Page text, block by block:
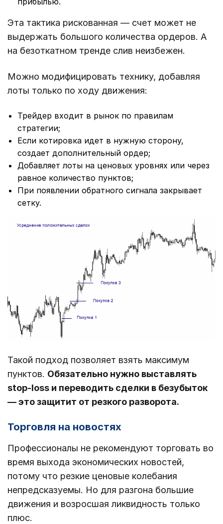
Эта тактика рискованная ― счет может не
выдержать большого количества ордеров. А
на безоткатном тренде слив неизбежен.
Можно модифицировать технику, добавляя
лоты только по ходу движения:
Трейдер входит в рынок по правилам
стратегии;
Если котировка идет в нужную сторону,
создает дополнительный ордер;
Добавляет лоты на ценовых уровнях или через
равное количество пунктов;
При появлении обратного сигнала закрывает
сетку.
Такой подход позволяет взять максимум
пунктов. Обязательно нужно выставлять
stop-loss и переводить сделки в безубыток
― это защитит от резкого разворота.
Торговля на новостях
Профессионалы не рекомендуют торговать во
время выхода экономических новостей,
потому что резкие ценовые колебания
непредсказуемы. Но для разгона большие
движения и возросшая ликвидность только
плюс.